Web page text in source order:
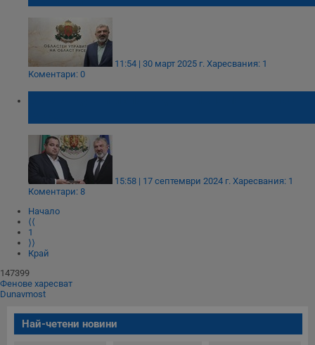
11:54 | 30 март 2025 г. Харесвания: 1
Коментари: 0
15:58 | 17 септември 2024 г. Харесвания: 1
Коментари: 8
Начало
⟨⟨
1
⟩⟩
Край
147399
Фенове харесват
Dunavmost
Най-четени новини